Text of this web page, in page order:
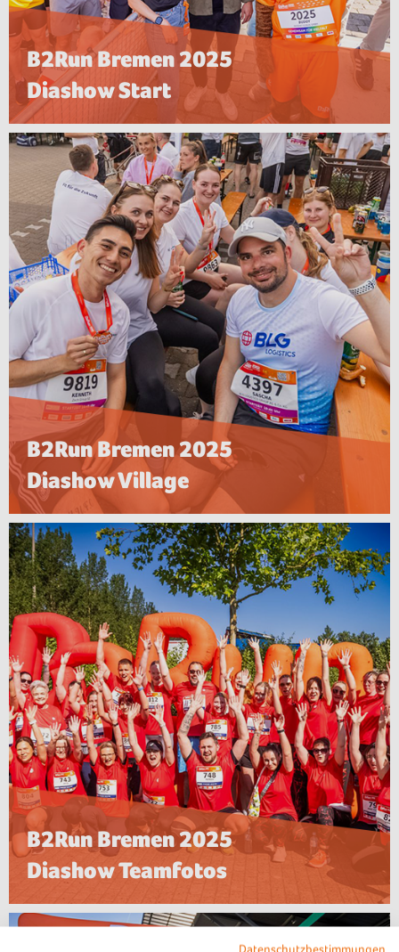
B2Run Bremen 2025
Diashow Start
B2Run Bremen 2025
Diashow Village
B2Run Bremen 2025
Diashow Teamfotos
Datenschutzbestimmungen